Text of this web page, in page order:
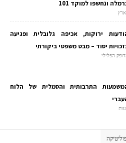
ונחשפו למוקד 101
ירוקות, אכיפה גלובלית ופגיעה
יסוד – מבט משפטי ביקורתי
הפלילי
התרבותית והסמלית של הלוח